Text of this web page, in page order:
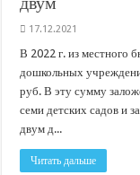
17.12.2021
В 2022 г. из местного
дошкольных
руб. В эту сумму
семи детских садов и
двум д...
Читать дальше